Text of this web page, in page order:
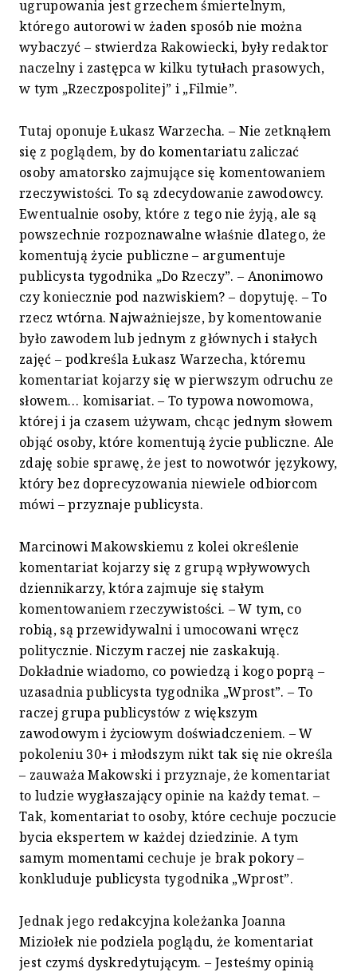
ugrupowania jest grzechem śmiertelnym,
którego autorowi w żaden sposób nie można
wybaczyć – stwierdza Rakowiecki, były redaktor
naczelny i zastępca w kilku tytułach prasowych,
w tym „Rzeczpospolitej” i „Filmie”.
Tutaj oponuje Łukasz Warzecha. – Nie zetknąłem
się z poglądem, by do komentariatu zaliczać
osoby amatorsko zajmujące się komentowaniem
rzeczywistości. To są zdecydowanie zawodowcy.
Ewentualnie osoby, które z tego nie żyją, ale są
powszechnie rozpoznawalne właśnie dlatego, że
komentują życie publiczne – argumentuje
publicysta tygodnika „Do Rzeczy”. – Anonimowo
czy koniecznie pod nazwiskiem? – dopytuję. – To
rzecz wtórna. Najważniejsze, by komentowanie
było zawodem lub jednym z głównych i stałych
zajęć – podkreśla Łukasz Warzecha, któremu
komentariat kojarzy się w pierwszym odruchu ze
słowem… komisariat. – To typowa nowomowa,
której i ja czasem używam, chcąc jednym słowem
objąć osoby, które komentują życie publiczne. Ale
zdaję sobie sprawę, że jest to nowotwór językowy,
który bez doprecyzowania niewiele odbiorcom
mówi – przyznaje publicysta.
Marcinowi Makowskiemu z kolei określenie
komentariat kojarzy się z grupą wpływowych
dziennikarzy, która zajmuje się stałym
komentowaniem rzeczywistości. – W tym, co
robią, są przewidywalni i umocowani wręcz
politycznie. Niczym raczej nie zaskakują.
Dokładnie wiadomo, co powiedzą i kogo poprą –
uzasadnia publicysta tygodnika „Wprost”. – To
raczej grupa publicystów z większym
zawodowym i życiowym doświadczeniem. – W
pokoleniu 30+ i młodszym nikt tak się nie określa
– zauważa Makowski i przyznaje, że komentariat
to ludzie wygłaszający opinie na każdy temat. –
Tak, komentariat to osoby, które cechuje poczucie
bycia ekspertem w każdej dziedzinie. A tym
samym momentami cechuje je brak pokory –
konkluduje publicysta tygodnika „Wprost”.
Jednak jego redakcyjna koleżanka Joanna
Miziołek nie podziela poglądu, że komentariat
jest czymś dyskredytującym. – Jesteśmy opinią